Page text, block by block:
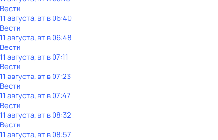
Вести
11 августа, вт в 06:40
Вести
11 августа, вт в 06:48
Вести
11 августа, вт в 07:11
Вести
11 августа, вт в 07:23
Вести
11 августа, вт в 07:47
Вести
11 августа, вт в 08:32
Вести
11 августа, вт в 08:57